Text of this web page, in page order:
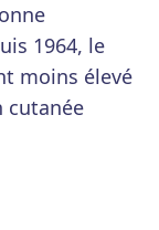
1964, le
moins élevé
cutanée